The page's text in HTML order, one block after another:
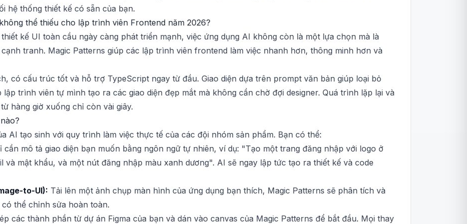
hệ thống thiết kế có sẵn của bạn.
thể thiếu cho lập trình viên Frontend năm 2026?
kế UI toàn cầu ngày càng phát triển mạnh, việc ứng dụng AI không còn là một lựa chọn mà là
tranh. Magic Patterns giúp các lập trình viên frontend làm việc nhanh hơn, thông minh hơn và
có cấu trúc tốt và hỗ trợ TypeScript ngay từ đầu. Giao diện dựa trên prompt văn bản giúp loại bỏ
trình viên tự mình tạo ra các giao diện đẹp mắt mà không cần chờ đợi designer. Quá trình lặp lại và
hàng giờ xuống chỉ còn vài giây.
AI tạo sinh với quy trình làm việc thực tế của các đội nhóm sản phẩm. Bạn có thể:
cần mô tả giao diện bạn muốn bằng ngôn ngữ tự nhiên, ví dụ: "Tạo một trang đăng nhập với logo ở
và mật khẩu, và một nút đăng nhập màu xanh dương". AI sẽ ngay lập tức tạo ra thiết kế và code
to-UI): Tải lên một ảnh chụp màn hình của ứng dụng bạn thích, Magic Patterns sẽ phân tích và
thể chỉnh sửa hoàn toàn.
các thành phần từ dự án Figma của bạn và dán vào canvas của Magic Patterns để bắt đầu. Mọi thay